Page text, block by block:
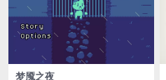
梦魇之夜